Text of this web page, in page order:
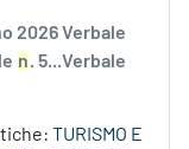
2026 Verbale
n. 5...Verbale
TURISMO E